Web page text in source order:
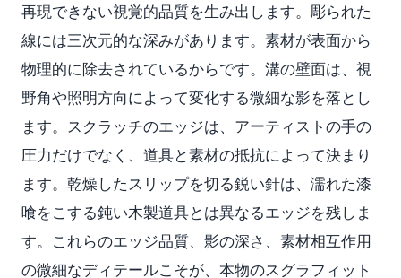
再現できない視覚的品質を生み出します。彫られた
線には三次元的な深みがあります。素材が表面から
物理的に除去されているからです。溝の壁面は、視
野角や照明方向によって変化する微細な影を落とし
ます。スクラッチのエッジは、アーティストの手の
圧力だけでなく、道具と素材の抵抗によって決まり
ます。乾燥したスリップを切る鋭い針は、濡れた漆
喰をこする鈍い木製道具とは異なるエッジを残しま
す。これらのエッジ品質、影の深さ、素材相互作用
の微細なディテールこそが、本物のスグラフィット